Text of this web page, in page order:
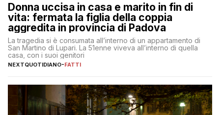
Donna uccisa in casa e marito in fin di
vita: fermata la figlia della coppia
aggredita in provincia di Padova
La tragedia si è consumata all’interno di un appartamento di
San Martino di Lupari. La 51enne viveva all’interno di quella
casa, con i suoi genitori
NEXTQUOTIDIANO-FATTI